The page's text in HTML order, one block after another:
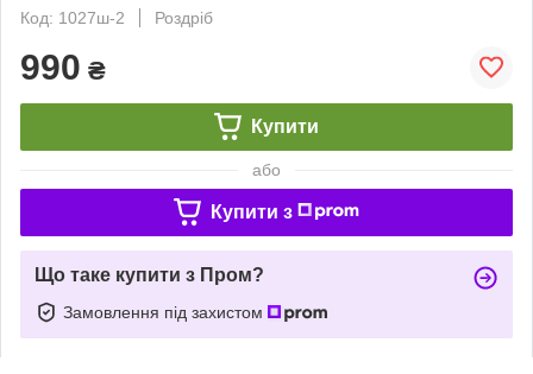
Код: 1027ш-2
Роздріб
990 ₴
Купити
або
Купити з
Що таке купити з Пром?
Замовлення під захистом